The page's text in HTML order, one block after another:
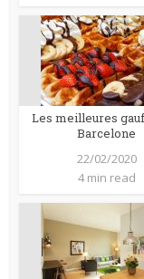
Les meilleures
Barcelone
22/02/2020
4 min read